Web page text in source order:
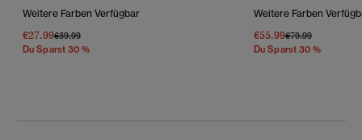
Weitere Farben Verfügbar
€27.99Preis Wurde Reduziert Von
€39.99Bis
Du Sparst 30 %
Weitere Farben
€55.99Preis Wurde
€79.99Bis
Du Sparst 30 %